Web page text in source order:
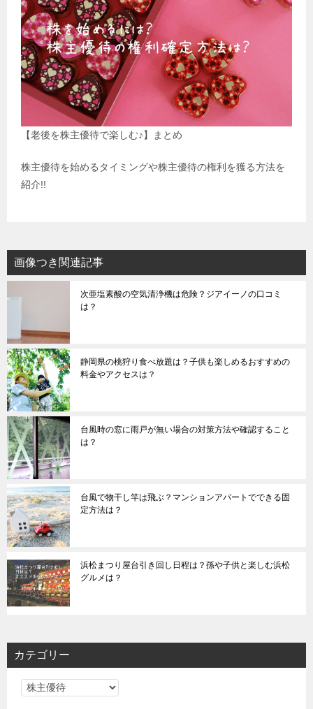
【老後を株主優待で楽しむ♪】まとめ
株主優待を始めるタイミングや株主優待の権利を獲る方法を
紹介!!
画像つき関連記事
次亜塩素酸の空気清浄機は危険？ジアイーノの口コミ
は？
静岡県の桃狩り食べ放題は？子供も楽しめるおすすめの
料金やアクセスは？
台風時の窓に雨戸が無い場合の対策方法や確認すること
は？
台風で物干し竿は飛ぶ？マンションアパートでできる固
定方法は？
浜松まつり屋台引き回し日程は？孫や子供と楽しむ浜松
グルメは？
カテゴリー
カ